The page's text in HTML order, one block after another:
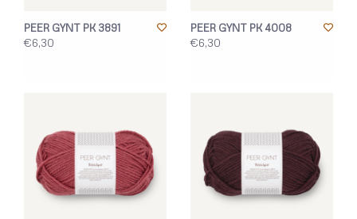
PEER GYNT PK 3891
€6,30
PEER GYNT PK 4008
€6,30